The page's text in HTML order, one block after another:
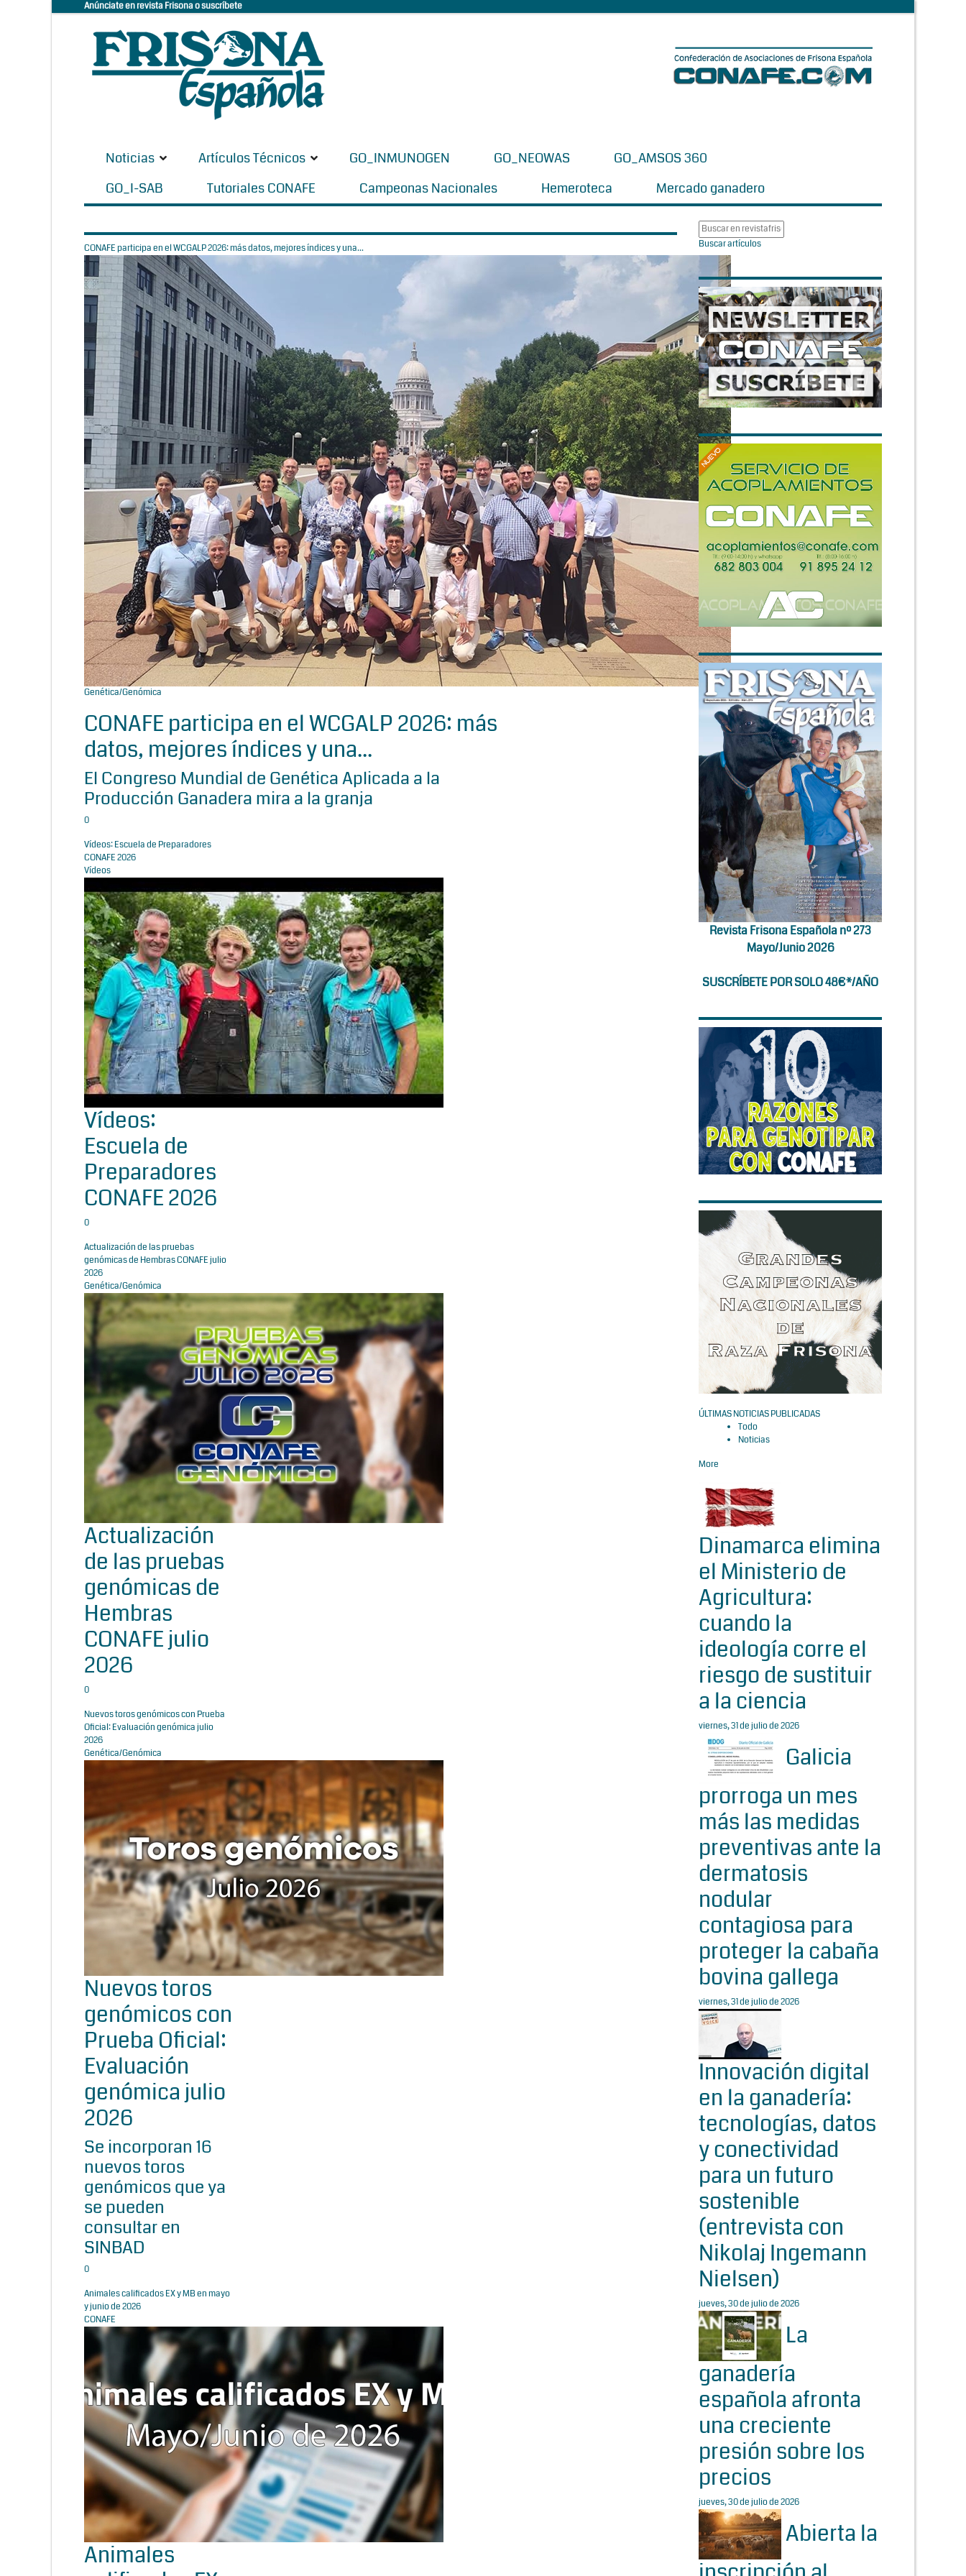
Anúnciate en revista Frisona o suscríbete
Noticias Artículos Técnicos GO_INMUNOGEN GO_NEOWAS
GO_AMSOS 360
GO_I-SAB
Tutoriales CONAFE Campeonas Nacionales Hemeroteca Mercado ganadero
CONAFE participa en el WCGALP 2026: más datos, mejores índices y una...
Genética/Genómica
CONAFE participa en el WCGALP 2026: más
datos, mejores índices y una...
El Congreso Mundial de Genética Aplicada a la
Producción Ganadera mira a la granja
0
Vídeos: Escuela de Preparadores
CONAFE 2026
Vídeos
Vídeos:
Escuela de
Preparadores
CONAFE 2026
0
Actualización de las pruebas
genómicas de Hembras CONAFE julio
2026
Genética/Genómica
Actualización
de las pruebas
genómicas de
Hembras
CONAFE julio
2026
0
Nuevos toros genómicos con Prueba
Oficial: Evaluación genómica julio
2026
Genética/Genómica
Nuevos toros
genómicos con
Prueba Oficial:
Evaluación
genómica julio
2026
Se incorporan 16
nuevos toros
genómicos que ya
se pueden
consultar en
SINBAD
0
Animales calificados EX y MB en mayo
y junio de 2026
CONAFE
Animales
Buscar artículos
Revista Frisona Española nº 273
Mayo/Junio 2026
SUSCRÍBETE POR SOLO 48€*/AÑO
ÚLTIMAS NOTICIAS PUBLICADAS
Todo
Noticias
More
Dinamarca elimina
el Ministerio de
Agricultura:
cuando la
ideología corre el
riesgo de sustituir
a la ciencia
viernes, 31 de julio de 2026
Galicia
prorroga un mes
más las medidas
preventivas ante la
dermatosis
nodular
contagiosa para
proteger la cabaña
bovina gallega
viernes, 31 de julio de 2026
Innovación digital
en la ganadería:
tecnologías, datos
y conectividad
para un futuro
sostenible
(entrevista con
Nikolaj Ingemann
Nielsen)
jueves, 30 de julio de 2026
La
ganadería
española afronta
una creciente
presión sobre los
precios
jueves, 30 de julio de 2026
Abierta la